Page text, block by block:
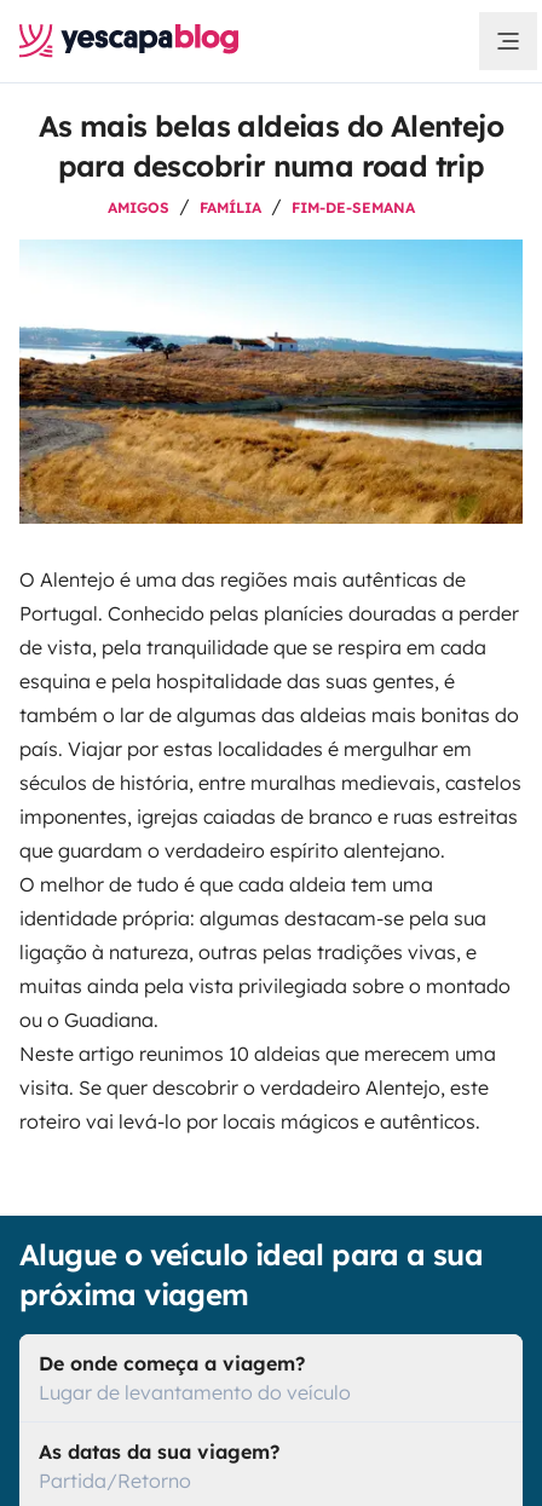
As mais belas aldeias do Alentejo
para descobrir numa road trip
AMIGOS FAMÍLIA FIM-DE-SEMANA
O Alentejo é uma das regiões mais autênticas de
Portugal. Conhecido pelas planícies douradas a perder
de vista, pela tranquilidade que se respira em cada
esquina e pela hospitalidade das suas gentes, é
também o lar de algumas das aldeias mais bonitas do
país. Viajar por estas localidades é mergulhar em
séculos de história, entre muralhas medievais, castelos
imponentes, igrejas caiadas de branco e ruas estreitas
que guardam o verdadeiro espírito alentejano.
O melhor de tudo é que cada aldeia tem uma
identidade própria: algumas destacam-se pela sua
ligação à natureza, outras pelas tradições vivas, e
muitas ainda pela vista privilegiada sobre o montado
ou o Guadiana.
Neste artigo reunimos 10 aldeias que merecem uma
visita. Se quer descobrir o verdadeiro Alentejo, este
roteiro vai levá-lo por locais mágicos e autênticos.
Alugue o veículo ideal para a sua
próxima viagem
De onde começa a viagem?
Lugar de levantamento do veículo
As datas da sua viagem?
Partida/Retorno